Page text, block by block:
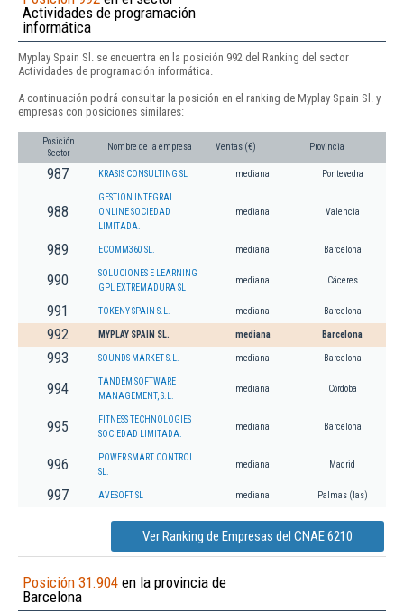
Actividades de programación
informática
Myplay Spain Sl. se encuentra en la posición 992 del Ranking del sector
Actividades de programación informática.
A continuación podrá consultar la posición en el ranking de Myplay Spain Sl. y
empresas con posiciones similares:
Posición
Sector
Nombre de la empresa Ventas (€) Provincia
987 KRASIS CONSULTING SL mediana Pontevedra
988
GESTION INTEGRAL
ONLINE SOCIEDAD
LIMITADA.
mediana Valencia
989 ECOMM360 SL. mediana Barcelona
990
SOLUCIONES E LEARNING
GPL EXTREMADURA SL
mediana Cáceres
991 TOKENY SPAIN S.L. mediana Barcelona
992 MYPLAY SPAIN SL. mediana Barcelona
993 SOUNDS MARKET S.L. mediana Barcelona
994
TANDEM SOFTWARE
MANAGEMENT, S.L.
mediana Córdoba
995
FITNESS TECHNOLOGIES
SOCIEDAD LIMITADA.
mediana Barcelona
996
POWER SMART CONTROL
SL.
mediana Madrid
997 AVESOFT SL mediana Palmas (las)
Ver Ranking de Empresas del CNAE 6210
Posición 31.904 en la provincia de
Barcelona